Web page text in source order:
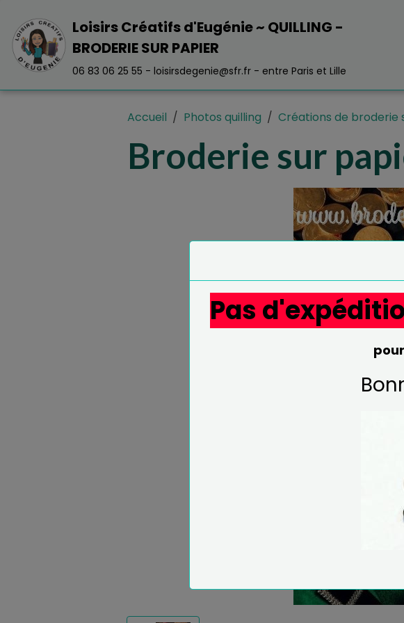
Loisirs Créatifs d'Eugénie ~ QUILLING -
BRODERIE SUR PAPIER
06 83 06 25 55 - loisirsdegenie@sfr.fr - entre Paris et Lille
Accueil Photos quilling Créations de broderie
Broderie sur
Pas